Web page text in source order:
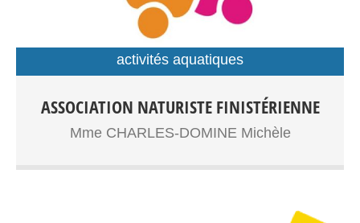
activités aquatiques
ASSOCIATION NATURISTE FINISTÉRIENNE
Mme CHARLES-DOMINE Michèle